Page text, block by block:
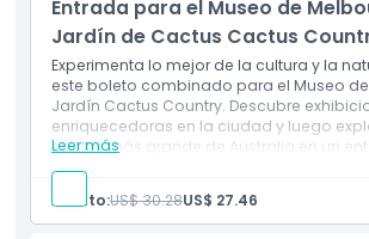
Cosas a Saber
Ubicación
Cómo Llegar
Entrada para el Museo de
Jardín de Cactus Cactus
Experimenta lo mejor de la cultura y la
este boleto combinado para el Museo
Jardín Cactus Country. Descubre
enriquecedoras en la ciudad y luego
cactus más grande de Australia en un
desierto.
Leer más
Explora las ricas exhibiciones del
Adulto:US$ 30.28US$ 27.46